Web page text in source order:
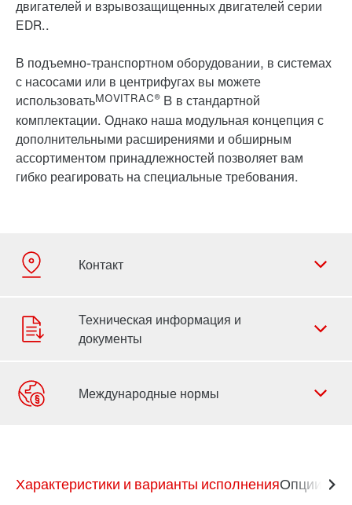
двигателей и взрывозащищенных двигателей серии
EDR..
В подъемно-транспортном оборудовании, в системах
с насосами или в центрифугах вы можете
использоватьMOVITRAC® B в стандартной
комплектации. Однако наша модульная концепция с
дополнительными расширениями и обширным
ассортиментом принадлежностей позволяет вам
гибко реагировать на специальные требования.
Контактная информация
Характеристики и варианты исполненияОпции и